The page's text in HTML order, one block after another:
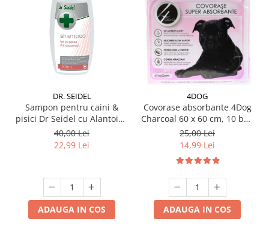
DR. SEIDEL
Sampon pentru caini &
pisici Dr Seidel cu Alantoina
220 ml
40,00 Lei
22,99 Lei
ADAUGA IN COS
4DOG
Covorase absorbante 4Dog
Charcoal 60 x 60 cm, 10 buc
/ pachet
25,00 Lei
14,99 Lei
ADAUGA IN COS